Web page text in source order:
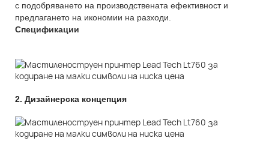
с подобряването на производствената ефективност и
предлагането на икономии на разходи.
Спецификации
2. Дизайнерска концепция